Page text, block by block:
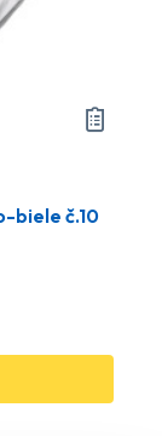
biele č.10